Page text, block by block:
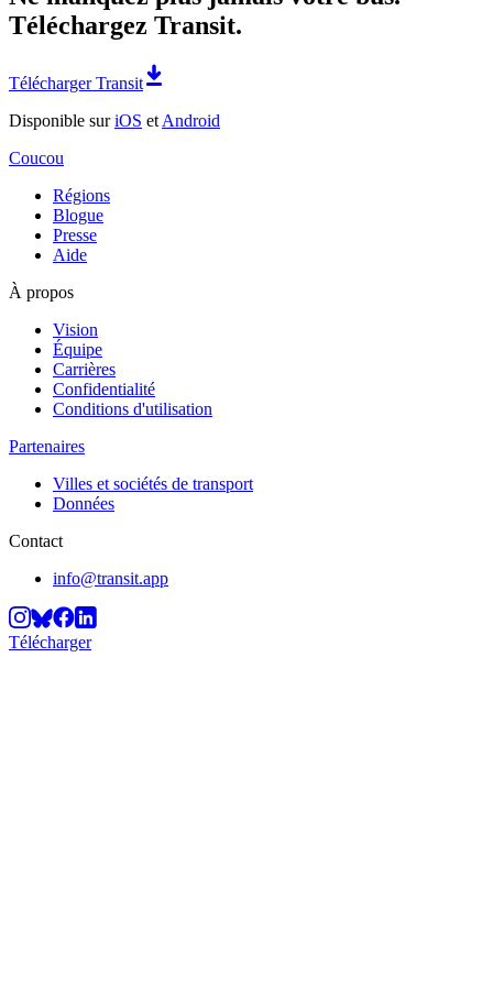
Téléchargez Transit.
Télécharger Transit
Disponible suriOS et Android
Coucou
Régions
Blogue
Presse
Aide
À propos
Vision
Équipe
Carrières
Confidentialité
Conditions d'utilisation
Partenaires
Villes et sociétés de transport
Données
Contact
info@transit.app
Télécharger